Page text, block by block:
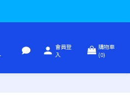
會員登
入
購物車
(0)